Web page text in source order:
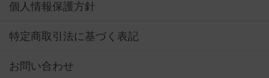
個人情報保護方針
特定商取引法に基づく表記
お問い合わせ